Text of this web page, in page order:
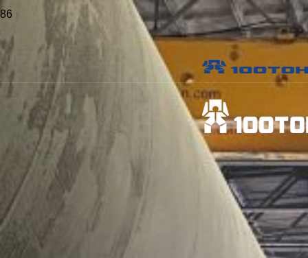
Проекты
Демонтаж линий по производству резиновых
уплотнителей в Уфе
Демонтаж линий по
производству резиновых
уплотнителей в Уфе
Заказчик:
АО "Уфимский завод эластомерных
материалов, изделий и конструкций"
Объект: УЗЭМИК
Местоположение:
г. Уфа, ул. Пархоменко, 156